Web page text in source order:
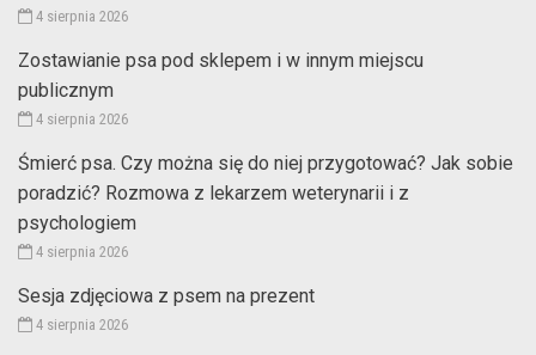
4 sierpnia 2026
Zostawianie psa pod sklepem i w innym miejscu
publicznym
4 sierpnia 2026
Śmierć psa. Czy można się do niej przygotować? Jak sobie
poradzić? Rozmowa z lekarzem weterynarii i z
psychologiem
4 sierpnia 2026
Sesja zdjęciowa z psem na prezent
4 sierpnia 2026